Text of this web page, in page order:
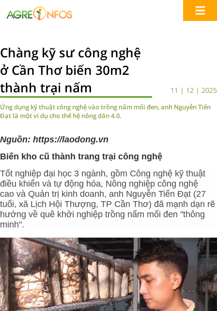
Chàng kỹ sư công nghệ
ở Cần Thơ biến 30m2
thành trại nấm
11 | 12 | 2025
Ứng dụng kỹ thuật công nghệ vào trồng nấm mối đen, anh Nguyễn Tiến
Đạt là một ví dụ cho thế hệ nông dân 4.0.
Nguồn: https://laodong.vn
Biến kho cũ thành trang trại công nghệ
Tốt nghiệp đại học 3 ngành, gồm Công nghệ kỹ thuật
điều khiển và tự động hóa, Nông nghiệp công nghệ
cao và Quản trị kinh doanh, anh Nguyễn Tiến Đạt (27
tuổi, xã Lịch Hội Thượng, TP Cần Thơ) đã mạnh dạn rẽ
hướng về quê khởi nghiệp trồng nấm mối đen "thông
minh".